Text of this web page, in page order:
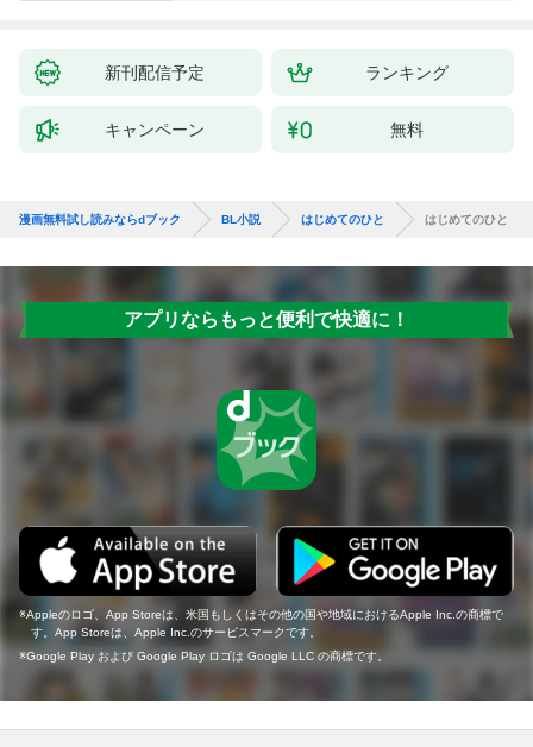
新刊配信予定 ランキング
キャンペーン 無料
漫画無料試し読みならdブック BL小説 はじめてのひと はじめてのひと
アプリならもっと便利で快適に！
Appleのロゴ、App Storeは、米国もしくはその他の国や地域におけるApple Inc.の商標で
す。App Storeは、Apple Inc.のサービスマークです。
Google Play および Google Play ロゴは Google LLC の商標です。